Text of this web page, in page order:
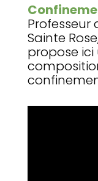
Professeur
Sainte
propose